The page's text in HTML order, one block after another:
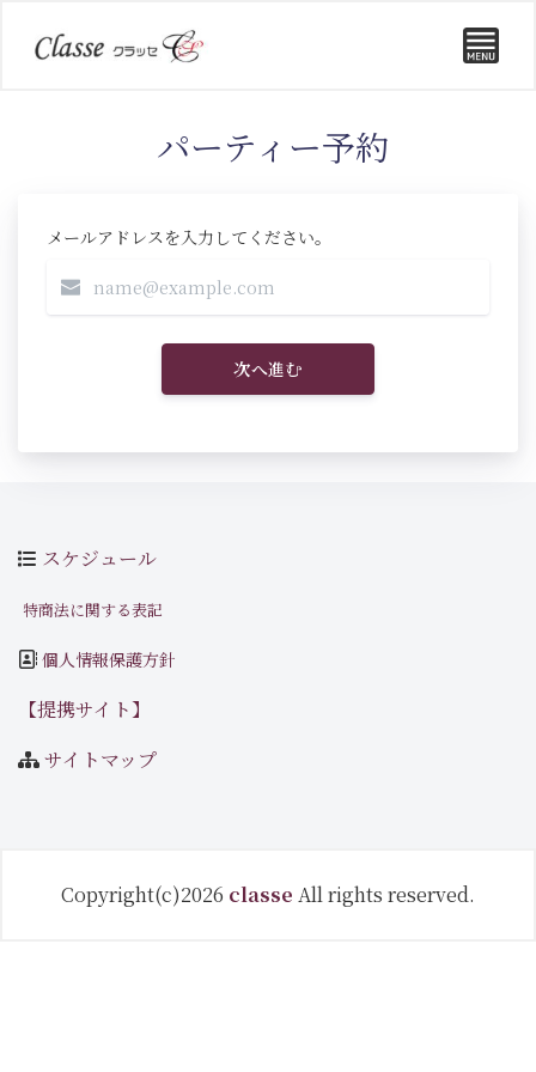
パーティー予約
メールアドレスを入力してください。
次へ進む
スケジュール
特商法に関する表記
個人情報保護方針
【提携サイト】
サイトマップ
Copyright(c)2026 classe All rights reserved.